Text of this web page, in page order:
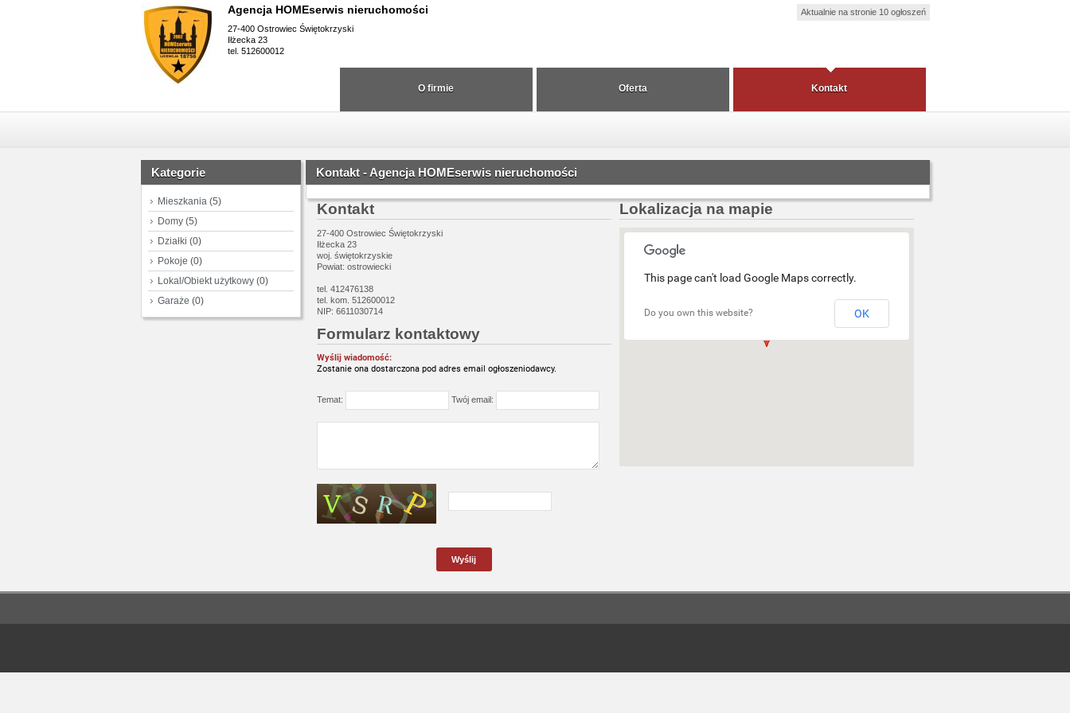
Agencja HOMEserwis nieruchomości
27-400 Ostrowiec Świętokrzyski
Iłżecka 23
tel. 512600012
Aktualnie na stronie 10 ogłoszeń
Kontakt
Oferta
O firmie
Kategorie
Mieszkania(5)
Domy(5)
Działki (0)
Pokoje (0)
Lokal/Obiekt użytkowy(0)
Garaże (0)
Kontakt - Agencja HOMEserwis nieruchomości
Kontakt
27-400 Ostrowiec Świętokrzyski
Iłżecka 23
woj. świętokrzyskie
Powiat: ostrowiecki
tel. 412476138
tel. kom. 512600012
NIP: 6611030714
Formularz kontaktowy
Wyślij wiadomość:
Zostanie ona dostarczona pod adres email ogłoszeniodawcy.
Temat: Twój email:
Lokalizacja na mapie
This page can't load Google Maps correctly.
Do you own this website? OK